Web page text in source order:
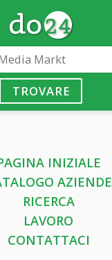
TROVARE
INIZIALE
AZIENDE
RICERCA
LAVORO
CONTATTACI